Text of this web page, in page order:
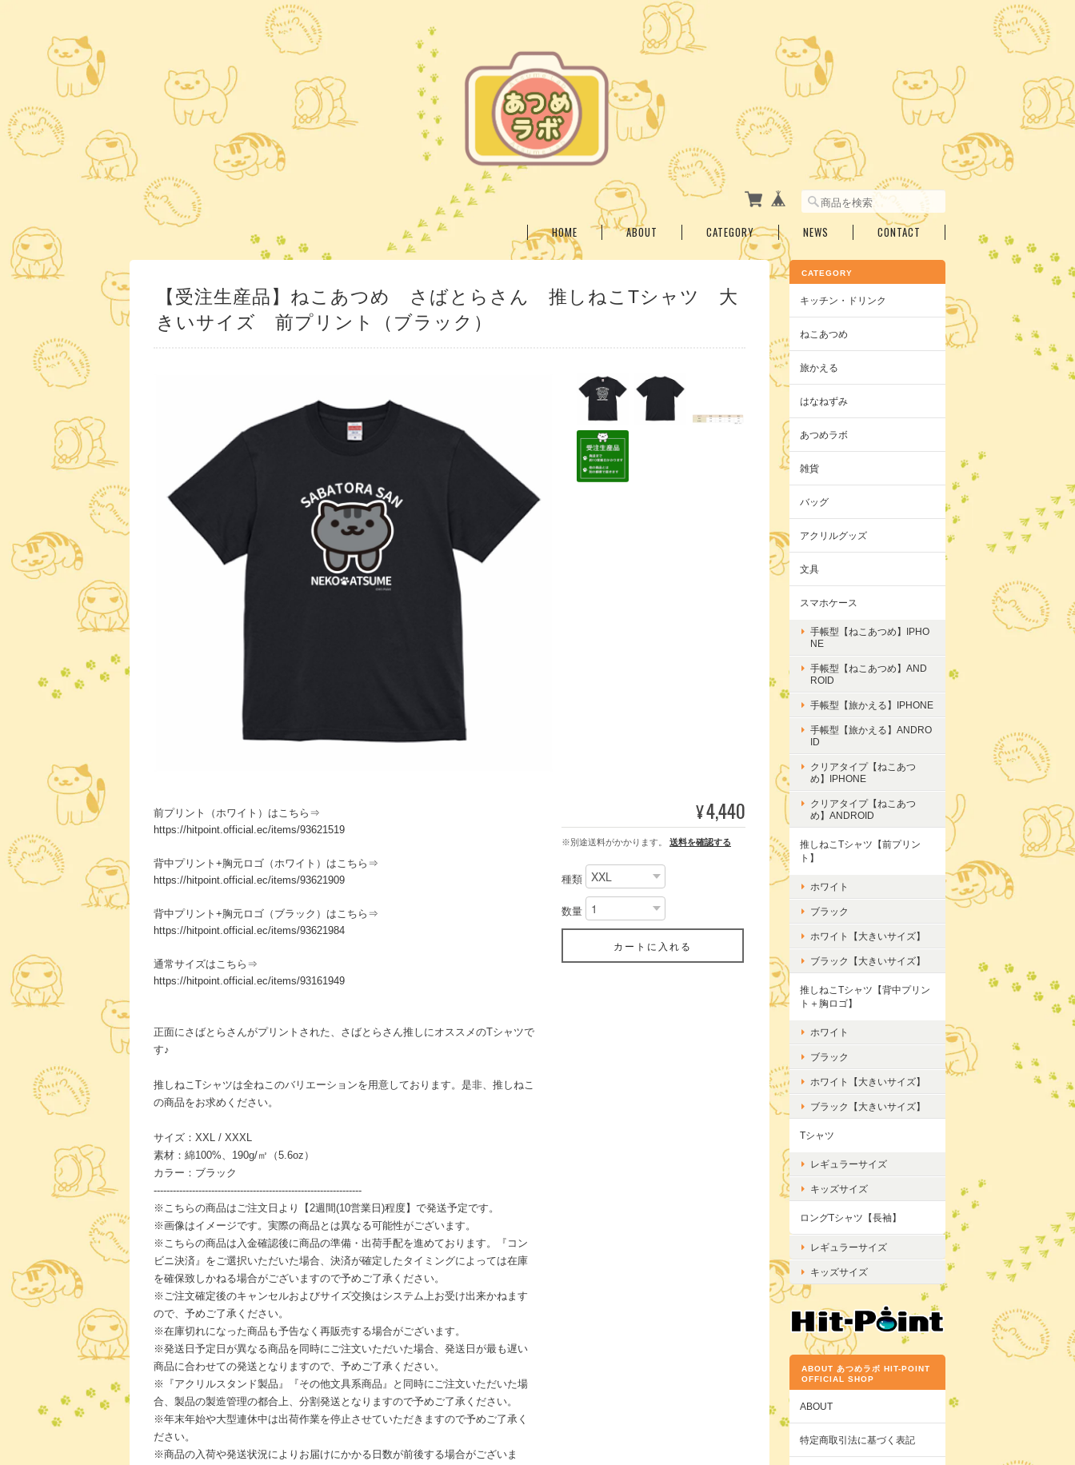
HOME ABOUT CATEGORY NEWS CONTACT
【受注生産品】ねこあつめ さばとらさん 推しねこTシャツ 大
きいサイズ 前プリント（ブラック）
前プリント（ホワイト）はこちら⇒
https://hitpoint.official.ec/items/93621519
背中プリント+胸元ロゴ（ホワイト）はこちら⇒
https://hitpoint.official.ec/items/93621909
背中プリント+胸元ロゴ（ブラック）はこちら⇒
https://hitpoint.official.ec/items/93621984
通常サイズはこちら⇒
https://hitpoint.official.ec/items/93161949
正面にさばとらさんがプリントされた、さばとらさん推しにオススメのTシャツで
す♪
推しねこTシャツは全ねこのバリエーションを用意しております。是非、推しねこ
の商品をお求めください。
サイズ：XXL / XXXL
素材：綿100%、190g/㎡（5.6oz）
カラー：ブラック
-----------------------------------------------------------------
※こちらの商品はご注文日より【2週間(10営業日)程度】で発送予定です。
※画像はイメージです。実際の商品とは異なる可能性がございます。
※こちらの商品は入金確認後に商品の準備・出荷手配を進めております。『コン
ビニ決済』をご選択いただいた場合、決済が確定したタイミングによっては在庫
を確保致しかねる場合がございますので予めご了承ください。
※ご注文確定後のキャンセルおよびサイズ交換はシステム上お受け出来かねます
ので、予めご了承ください。
※在庫切れになった商品も予告なく再販売する場合がございます。
※発送日予定日が異なる商品を同時にご注文いただいた場合、発送日が最も遅い
商品に合わせての発送となりますので、予めご了承ください。
※『アクリルスタンド製品』『その他文具系商品』と同時にご注文いただいた場
合、製品の製造管理の都合上、分割発送となりますので予めご了承ください。
※年末年始や大型連休中は出荷作業を停止させていただきますので予めご了承く
ださい。
※商品の入荷や発送状況によりお届けにかかる日数が前後する場合がございま
¥4,440
※別途送料がかかります。 送料を確認する
種類
数量
カートに入れる
CATEGORY
キッチン・ドリンク
ねこあつめ
旅かえる
はなねずみ
あつめラボ
雑貨
バッグ
アクリルグッズ
文具
スマホケース
手帳型【ねこあつめ】IPHO
NE
手帳型【ねこあつめ】AND
ROID
手帳型【旅かえる】IPHONE
手帳型【旅かえる】ANDRO
ID
クリアタイプ【ねこあつ
め】IPHONE
クリアタイプ【ねこあつ
め】ANDROID
推しねこTシャツ【前プリン
ト】
ホワイト
ブラック
ホワイト【大きいサイズ】
ブラック【大きいサイズ】
推しねこTシャツ【背中プリン
ト＋胸ロゴ】
ホワイト
ブラック
ホワイト【大きいサイズ】
ブラック【大きいサイズ】
Tシャツ
レギュラーサイズ
キッズサイズ
ロングTシャツ【長袖】
レギュラーサイズ
キッズサイズ
ABOUT あつめラボ HIT-POINT
OFFICIAL SHOP
ABOUT
特定商取引法に基づく表記